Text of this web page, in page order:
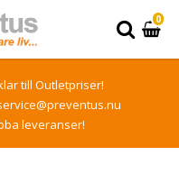
0
till Outletpriser!
leveranser!